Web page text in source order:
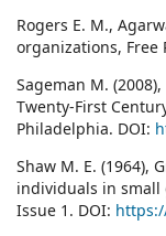
Rogers E. M.,
organizations, Free
Sageman M.
Twenty-First
Philadelphia. DOI:
Shaw M. E. (1964),
individuals in small
Issue 1. DOI: